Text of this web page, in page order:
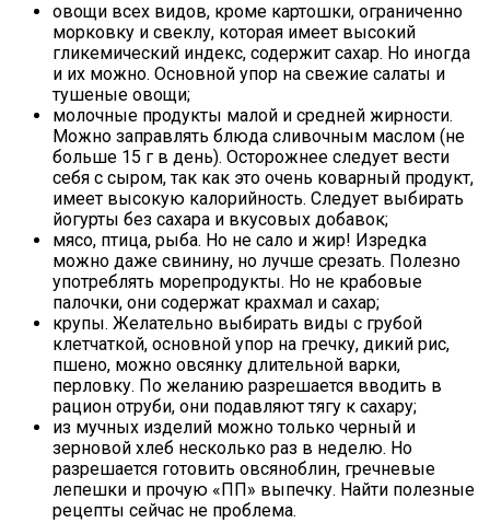
овощи всех видов, кроме картошки, ограниченно
морковку и свеклу, которая имеет высокий
гликемический индекс, содержит сахар. Но иногда
и их можно. Основной упор на свежие салаты и
тушеные овощи;
молочные продукты малой и средней жирности.
Можно заправлять блюда сливочным маслом (не
больше 15 г в день). Осторожнее следует вести
себя с сыром, так как это очень коварный продукт,
имеет высокую калорийность. Следует выбирать
йогурты без сахара и вкусовых добавок;
мясо, птица, рыба. Но не сало и жир! Изредка
можно даже свинину, но лучше срезать. Полезно
употреблять морепродукты. Но не крабовые
палочки, они содержат крахмал и сахар;
крупы. Желательно выбирать виды с грубой
клетчаткой, основной упор на гречку, дикий рис,
пшено, можно овсянку длительной варки,
перловку. По желанию разрешается вводить в
рацион отруби, они подавляют тягу к сахару;
из мучных изделий можно только черный и
зерновой хлеб несколько раз в неделю. Но
разрешается готовить овсяноблин, гречневые
лепешки и прочую «ПП» выпечку. Найти полезные
рецепты сейчас не проблема.